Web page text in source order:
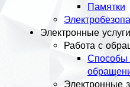
Памятки
Электронные услуги
Работа с
Способы
Электронные